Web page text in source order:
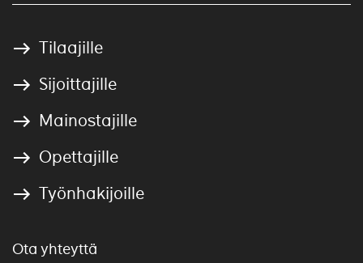
Tilaajille
Sijoittajille
Mainostajille
Opettajille
Työnhakijoille
Ota yhteyttä